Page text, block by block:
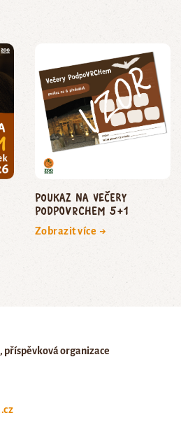
poukaz na Večery
podpoVRCHem 5+1
Zobrazit více →
příspěvková organizace